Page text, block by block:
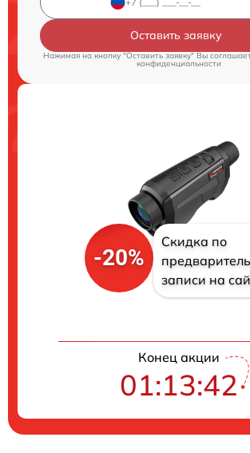
Оставить заявку
Нажимая на кнопку "Оставить заявку" Вы
конфиденциальности
-20%
Скидка по
записи на
Конец акции
01:13:41